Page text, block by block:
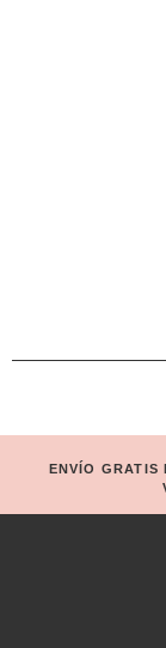
ENVÍO GRATIS